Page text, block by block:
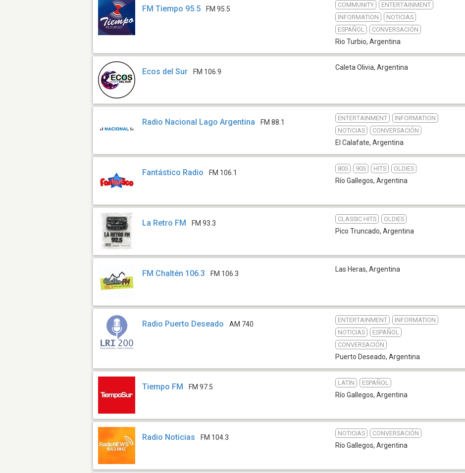
FM Tiempo 95.5 FM 95.5
COMMUNITY
ENTERTAINMENT
INFORMATION
NOTICIAS
ESPAÑOL
CONVERSACIÓN
Rio Turbio, Argentina
Ecos del Sur FM 106.9
Caleta Olivia, Argentina
Radio Nacional Lago Argentina FM 88.1
ENTERTAINMENT
INFORMATION
NOTICIAS
CONVERSACIÓN
El Calafate, Argentina
Fantástico Radio FM 106.1
80S 90S HITS OLDIES
Río Gallegos, Argentina
La Retro FM FM 93.3
CLASSIC HITS OLDIES
Pico Truncado, Argentina
FM Chaltén 106.3 FM 106.3
Las Heras, Argentina
Radio Puerto Deseado AM 740
ENTERTAINMENT
INFORMATION
NOTICIAS
ESPAÑOL
CONVERSACIÓN
Puerto Deseado, Argentina
Tiempo FM FM 97.5
LATIN ESPAÑOL
Río Gallegos, Argentina
Radio Noticias FM 104.3
NOTICIAS CONVERSACIÓN
Río Gallegos, Argentina